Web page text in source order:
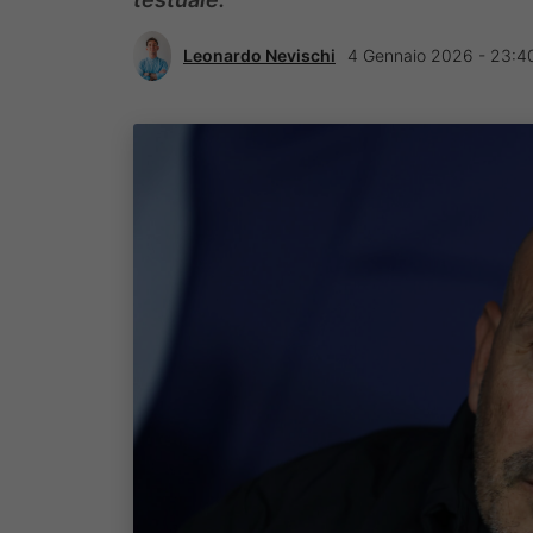
Leonardo Nevischi 4 Gennaio 2026 -